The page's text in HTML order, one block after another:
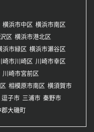
横浜市中区 横浜市南区
区 横浜市港北区
浜市緑区 横浜市瀬谷区
崎市川崎区 川崎市幸区
川崎市宮前区
相模原市南区 横須賀市
逗子市 三浦市 秦野市
郡大磯町